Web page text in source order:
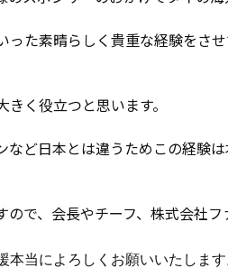
た素晴らしく貴重な経験をさ
く役立つと思います。
ど日本とは違うためこの経験
で、会長やチーフ、株式会社
本当によろしくお願いいたしま